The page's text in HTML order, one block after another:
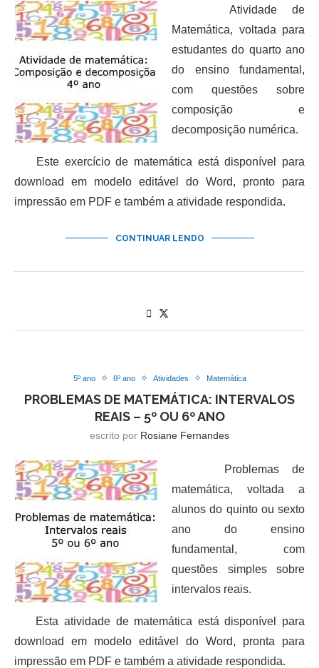
Atividade de
Matemática, voltada para
estudantes do quarto ano
do ensino fundamental,
com questões sobre
composição e
decomposição numérica.
Este exercício de matemática está disponível para
download em modelo editável do Word, pronto para
impressão em PDF e também a atividade respondida.
CONTINUAR LENDO
5º ano 6º ano Atividades Matemática
PROBLEMAS DE MATEMÁTICA: INTERVALOS
REAIS – 5º OU 6º ANO
escrito por Rosiane Fernandes
Problemas de
matemática, voltada a
alunos do quinto ou sexto
ano do ensino
fundamental, com
questões simples sobre
intervalos reais.
Esta atividade de matemática está disponível para
download em modelo editável do Word, pronta para
impressão em PDF e também a atividade respondida.